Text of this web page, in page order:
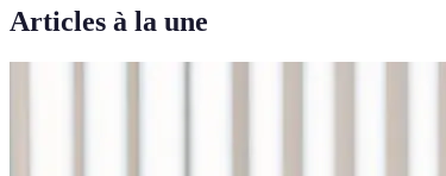
Articles à la une